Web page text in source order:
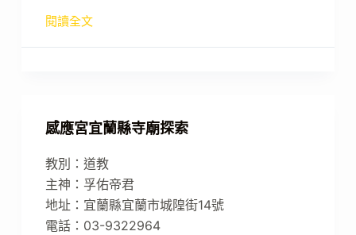
閱讀全文
感應宮宜蘭縣寺廟探索
教別：道教
主神：孚佑帝君
地址：宜蘭縣宜蘭市城隍街14號
電話：03-9322964